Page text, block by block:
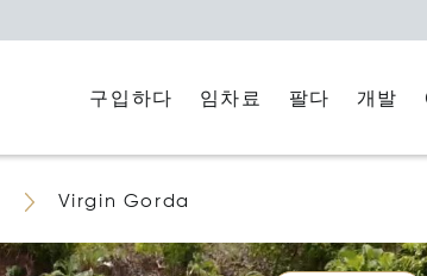
구입하다 임차료 팔다 개발
Virgin Gorda